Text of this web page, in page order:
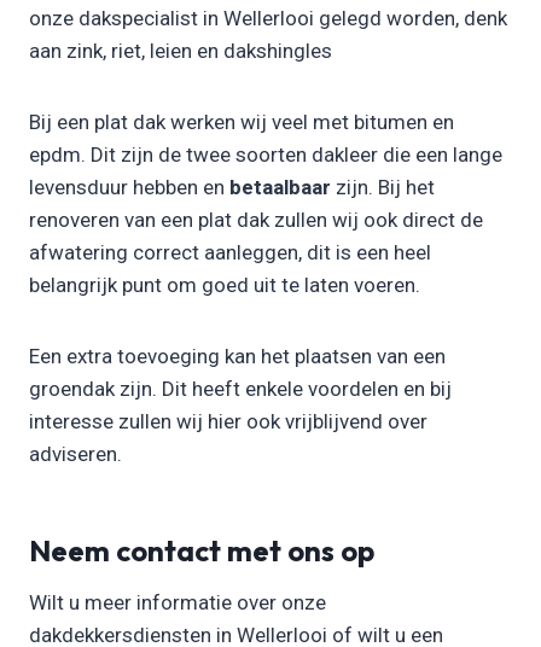
onze dakspecialist in Wellerlooi gelegd worden, denk
aan zink, riet, leien en dakshingles
Bij een plat dak werken wij veel met bitumen en
epdm. Dit zijn de twee soorten dakleer die een lange
levensduur hebben en betaalbaar zijn. Bij het
renoveren van een plat dak zullen wij ook direct de
afwatering correct aanleggen, dit is een heel
belangrijk punt om goed uit te laten voeren.
Een extra toevoeging kan het plaatsen van een
groendak zijn. Dit heeft enkele voordelen en bij
interesse zullen wij hier ook vrijblijvend over
adviseren.
Neem contact met ons op
Wilt u meer informatie over onze
dakdekkersdiensten in Wellerlooi of wilt u een